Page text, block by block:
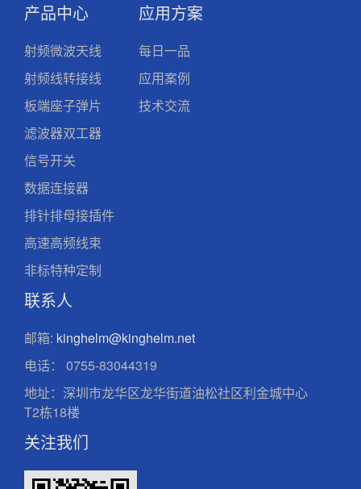
产品中心
射频微波天线
射频线转接线
板端座子弹片
滤波器双工器
信号开关
数据连接器
排针排母接插件
高速高频线束
非标特种定制
应用方案
每日一品
应用案例
技术交流
联系人
邮箱: kinghelm@kinghelm.net
电话：
0755-83044319
地址：深圳市龙华区龙华街道油松社区利金城中心
T2栋18楼
关注我们